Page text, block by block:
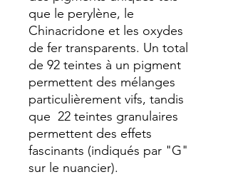
que le perylène, le
Chinacridone et les oxydes
de fer transparents. Un total
de 92 teintes à un pigment
permettent des mélanges
particulièrement vifs, tandis
que 22 teintes granulaires
permettent des effets
fascinants (indiqués par "G"
sur le nuancier).